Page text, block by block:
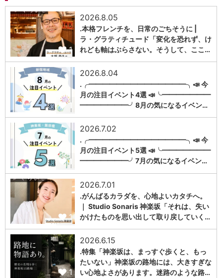
1
2026.8.05
.本格フレンチを、日常のごちそうに |
ラ・グラティチュード「変化を恐れず、け
れども軸はぶらさない。そうして、ここ…
1
2026.8.04
.╭━━━━━━━━━━━━━━╮📣 今
月の注目イベント4選 📣╰━━━━━━━
━━━━━━━╯8月の気になるイベン…
1
2026.7.02
.╭━━━━━━━━━━━━━━╮📣 今
月の注目イベント5選 📣╰━━━━━━━
━━━━━━━╯7月の気になるイベン…
1
2026.7.01
.がんばるカラダを、心地よいカタチへ。
｜ Studio Sonaris 神楽坂「それは、失い
かけたものを思い出して取り戻していく…
1
2026.6.15
.特集「神楽坂は、まっすぐ歩くと、もっ
たいない」神楽坂の路地には、大きすぎな
い心地よさがあります。迷路のような路…